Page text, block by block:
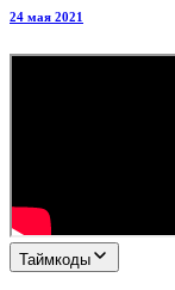
24 мая 2021
Таймкоды